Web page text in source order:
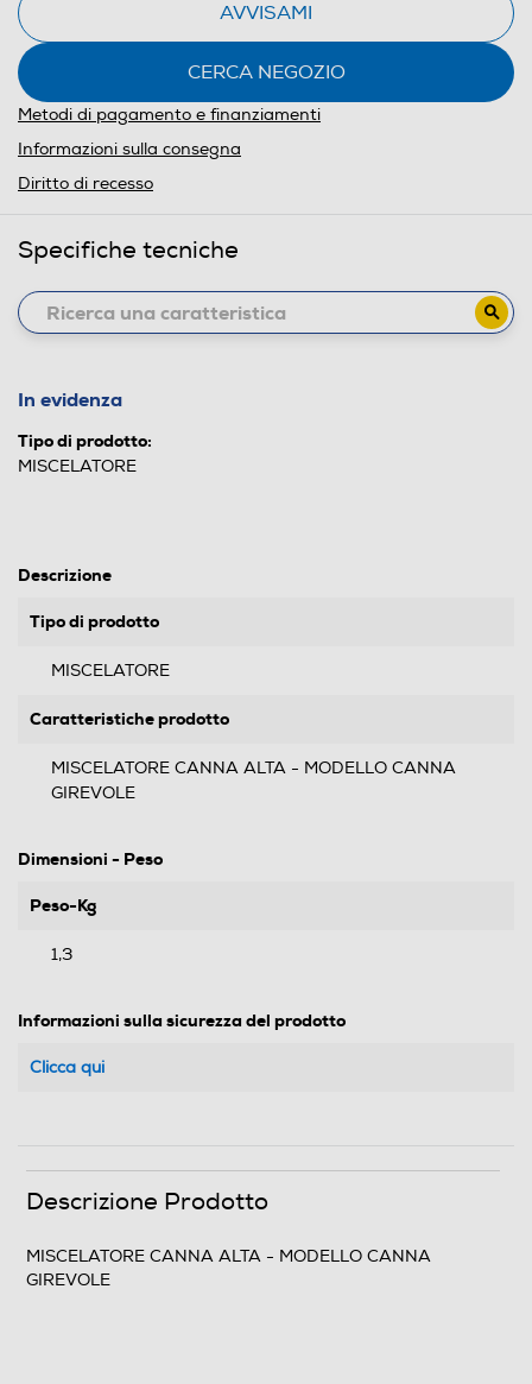
AVVISAMI
CERCA NEGOZIO
Metodi di pagamento e finanziamenti
Informazioni sulla consegna
Diritto di recesso
Specifiche tecniche
In evidenza
Tipo di prodotto:
MISCELATORE
Descrizione
Tipo di prodotto
MISCELATORE
Caratteristiche prodotto
MISCELATORE CANNA ALTA - MODELLO CANNA
GIREVOLE
Dimensioni - Peso
Peso-Kg
1,3
Informazioni sulla sicurezza del prodotto
Clicca qui
Descrizione Prodotto
MISCELATORE CANNA ALTA - MODELLO CANNA
GIREVOLE